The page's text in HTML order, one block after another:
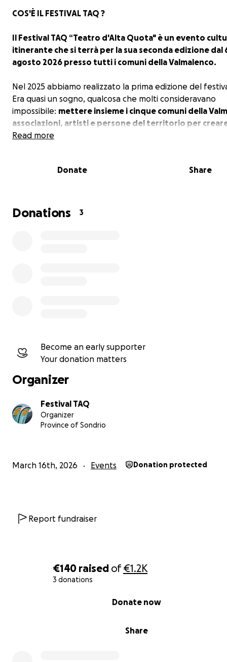
€140 raised of€1.2K
3 donations
Share
Donate now
COS'È IL FESTIVAL TAQ ?
Il Festival TAQ “Teatro d'Alta Quota" è un evento
itinerante che si terrà per la sua seconda edizione dal
agosto 2026 presso tutti i comuni della Valmalenco.
Nel 2025 abbiamo realizzato la prima edizione del
Era quasi un sogno, qualcosa che molti consideravano
impossibile: mettere insieme i cinque comuni della
associazioni, artisti e persone del territorio per
festival di teatro e cultura in Valmalenco.
E invece è successo.
più di 1800 spettatori
RICORDIAMO CHE IL FESTIVAL E' GRATUITO
La cultura non dovrebbe essere un privilegio, ma un
Read more
Donate Share
Donations 3
Become an early supporter
Your donation matters
Organizer
Festival TAQ
Organizer
Province of Sondrio
March 16th, 2026 Events Donation protected
Report fundraiser